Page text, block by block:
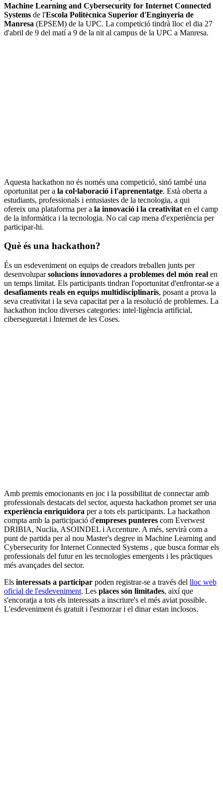
Machine Learning and Cybersecurity for Internet Connected
Systems de l'Escola Politècnica Superior d'Enginyeria de
Manresa (EPSEM) de la UPC. La competició tindrà lloc el dia 27
d'abril de 9 del matí a 9 de la nit al campus de la UPC a Manresa.
Aquesta hackathon no és només una competició, sinó també una
oportunitat per a la col·laboració i l'aprenentatge. Està oberta a
estudiants, professionals i entusiastes de la tecnologia, a qui
ofereix una plataforma per a la innovació i la creativitat en el camp
de la informàtica i la tecnologia. No cal cap mena d'experiència per
participar-hi.
Què és una hackathon?
És un esdeveniment on equips de creadors treballen junts per
desenvoluparsolucions innovadores a problemes del món real en
un temps limitat. Els participants tindran l'oportunitat d'enfrontar-se a
desafiaments reals en equips multidisciplinaris, posant a prova la
seva creativitat i la seva capacitat per a la resolució de problemes. La
hackathon inclou diverses categories: intel·ligència artificial,
ciberseguretat i Internet de les Coses.
Amb premis emocionants en joc i la possibilitat de connectar amb
professionals destacats del sector, aquesta hackathon promet ser una
experiència enriquidora per a tots els participants. La hackathon
compta amb la participació d'empreses punteres com Everwest
DRIBIA, Nuclia, ASOINDEL i Accenture. A més, servirà com a
punt de partida per al nou Master's degree in Machine Learning and
Cybersecurity for Internet Connected Systems , que busca formar els
professionals del futur en les tecnologies emergents i les pràctiques
més avançades del sector.
Els interessats a participar poden registrar-se a través del lloc web
oficial de l'esdeveniment. Les places són limitades, així que
s'encoratja a tots els interessats a inscriure's el més aviat possible.
L'esdeveniment és gratuït i l'esmorzar i el dinar estan inclosos.